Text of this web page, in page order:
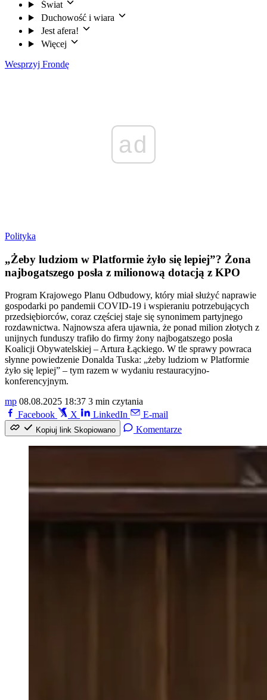
Świat
Duchowość i wiara
Jest afera!
Więcej
Wesprzyj Frondę
ad
Polityka
„Żeby ludziom w Platformie żyło się lepiej”? Żona
najbogatszego posła z milionową dotacją z KPO
Program Krajowego Planu Odbudowy, który miał służyć naprawie
gospodarki po pandemii COVID-19 i wspieraniu potrzebujących
przedsiębiorców, coraz częściej staje się synonimem partyjnego
rozdawnictwa. Najnowsza afera ujawnia, że ponad milion złotych z
unijnych funduszy trafiło do firmy żony najbogatszego posła
Koalicji Obywatelskiej – Artura Łąckiego. W tle sprawy powraca
słynne powiedzenie Donalda Tuska: „żeby ludziom w Platformie
żyło się lepiej” – tym razem w wydaniu restauracyjno-
konferencyjnym.
mp 08.08.2025 18:37 3 min czytania
Facebook
X LinkedIn E-mail
Kopiuj link Skopiowano Komentarze